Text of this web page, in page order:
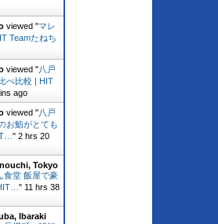
viewed "マレ
Teamたねち
viewed "八戸
べ比較 | HIT
ago
viewed "八戸
お鮨がとても
" 2 hrs 20
Tokyo
食堂 飯屋で豪
" 11 hrs 38
Ibaraki